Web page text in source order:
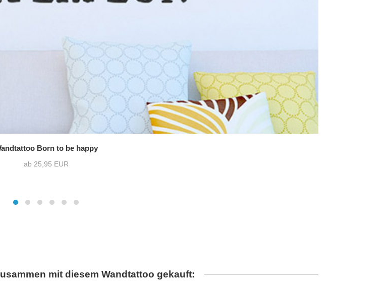
Born to be happy
ab 25,95 EUR
mit diesem Wandtattoo gekauft: